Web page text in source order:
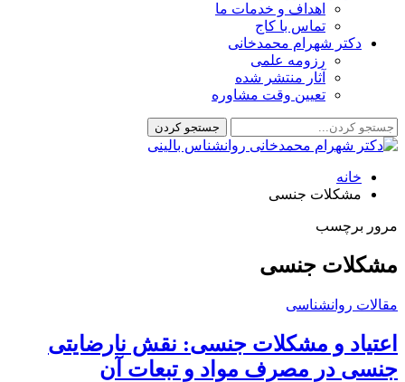
اهداف و خدمات ما
تماس با کاج
دکتر شهرام محمدخانی
رزومه علمی
آثار منتشر شده
تعیین وقت مشاوره
خانه
مشکلات جنسی
مرور برچسب
مشکلات جنسی
مقالات روانشناسی
اعتیاد و مشکلات جنسی: نقش نارضایتی
جنسی در مصرف مواد و تبعات آن